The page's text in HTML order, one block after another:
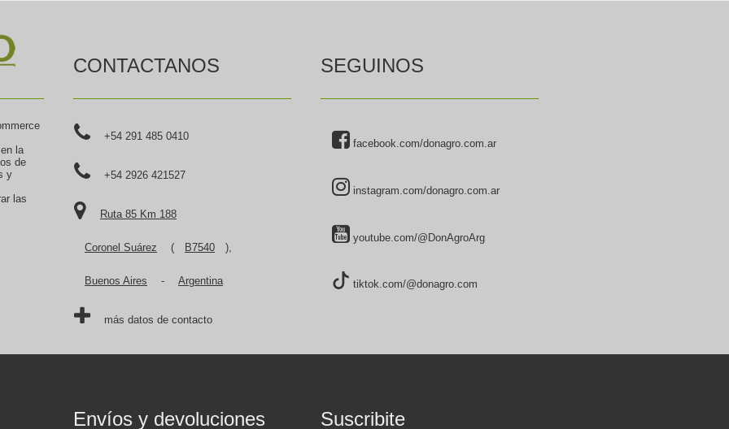
la
de
y
las
CONTACTANOS
+54 291 485 0410
+54 2926 421527
Ruta 85 Km 188
Coronel Suárez ( B7540 ),
Buenos Aires - Argentina
más datos de contacto
SEGUINOS
facebook.com/donagro.com.ar
instagram.com/donagro.com.ar
youtube.com/@DonAgroArg
tiktok.com/@donagro.com
Envíos y devoluciones Suscribite